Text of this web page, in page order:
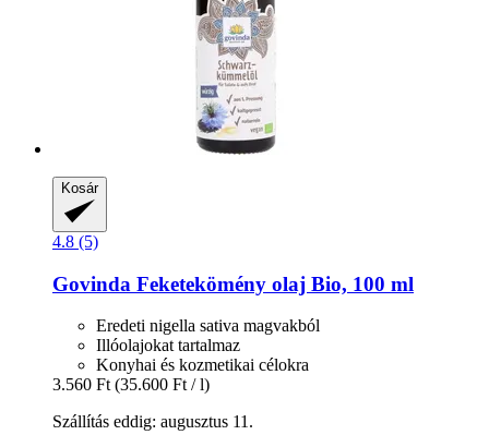
Kosár
4.8 (5)
Govinda Feketekömény olaj Bio, 100 ml
Eredeti nigella sativa magvakból
Illóolajokat tartalmaz
Konyhai és kozmetikai célokra
3.560 Ft (35.600 Ft / l)
Szállítás eddig: augusztus 11.